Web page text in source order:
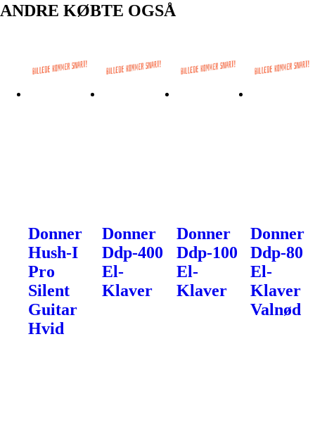
ANDRE KØBTE OGSÅ
Donner
Hush-I
Pro
Silent
Guitar
Hvid
Donner
Ddp-400
El-
Klaver
Donner
Ddp-100
El-
Klaver
Donner
Ddp-80
El-
Klaver
Valnød